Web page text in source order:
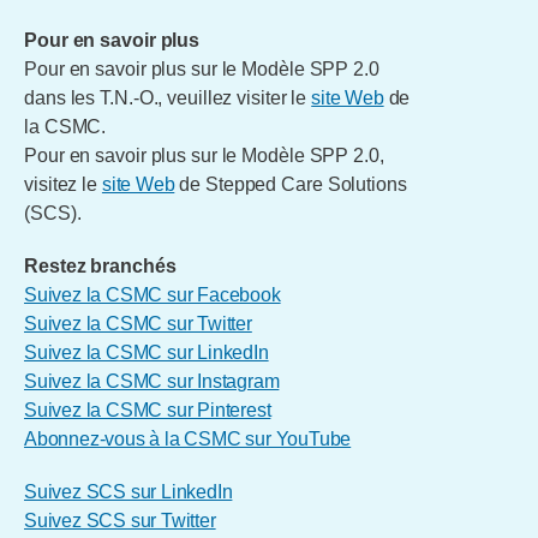
Pour en savoir plus
Pour en savoir plus sur le Modèle SPP 2.0
dans les T.N.-O., veuillez visiter lesite Webde
la CSMC.
Pour en savoir plus sur le Modèle SPP 2.0,
visitez le site Webde Stepped Care Solutions
(SCS).
Restez branchés
Suivez la CSMC sur Facebook
Suivez la CSMC sur Twitter
Suivez la CSMC sur LinkedIn
Suivez la CSMC sur Instagram
Suivez la CSMC sur Pinterest
Abonnez-vous à la CSMC sur YouTube
Suivez SCS sur LinkedIn
Suivez SCS sur Twitter